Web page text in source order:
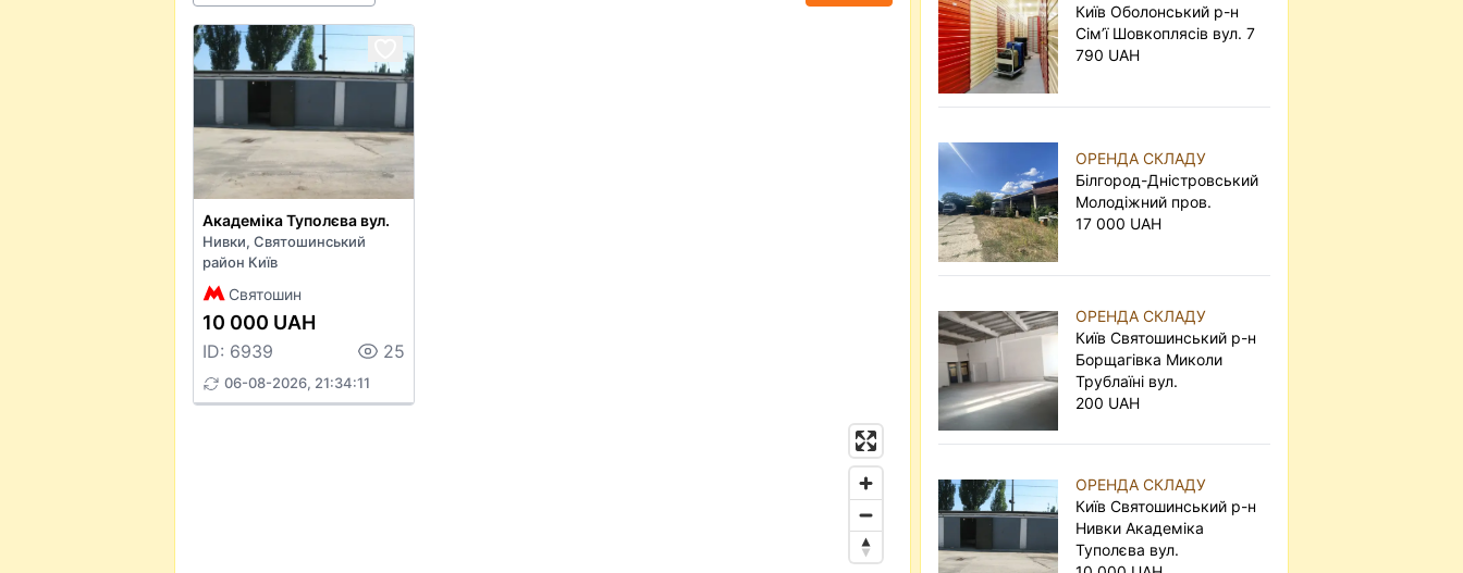
Академіка Туполєва вул.
Нивки, Святошинський
район Київ
Святошин
10 000 UAH
ID: 6939 25
06-08-2026, 21:34:11
Київ Оболонський р-н
Сім’ї Шовкоплясів вул. 7
790 UAH
ОРЕНДА СКЛАДУ
Білгород-Дністровський
Молодіжний пров.
17 000 UAH
ОРЕНДА СКЛАДУ
Київ Святошинський р-н
Борщагівка Миколи
Трублаїні вул.
200 UAH
ОРЕНДА СКЛАДУ
Київ Святошинський р-н
Нивки Академіка
Туполєва вул.